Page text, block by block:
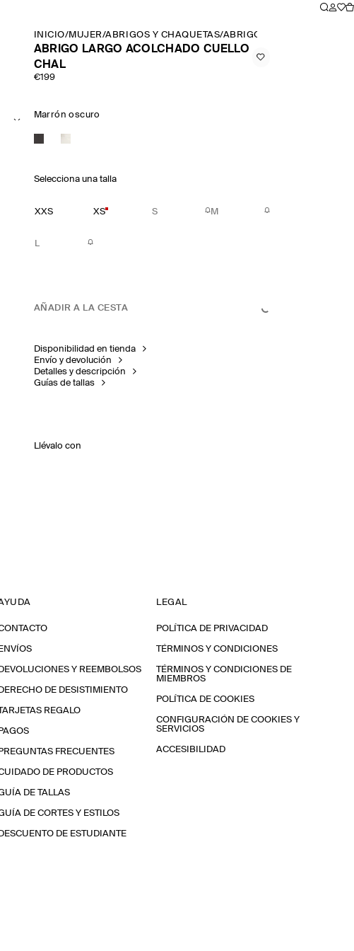
INICIO/MUJER/ABRIGOS Y CHAQUETAS/ABRIGO LARGO
ABRIGO LARGO ACOLCHADO CUELLO
CHAL
€199
Marrón oscuro
Selecciona una talla
XXS XS S M
L
AÑADIR A LA CESTA
Disponibilidad en tienda
Envío y devolución
Detalles y descripción
Guías de tallas
Llévalo con
ENVÍOS
DEVOLUCIONES Y REEMBOLSOS
DERECHO DE DESISTIMIENTO
REGALO
PAGOS
PREGUNTAS FRECUENTES
DE PRODUCTOS
DE TALLAS
DE CORTES Y ESTILOS
DESCUENTO DE ESTUDIANTE
LEGAL
POLÍTICA DE PRIVACIDAD
TÉRMINOS Y CONDICIONES
TÉRMINOS Y CONDICIONES DE
MIEMBROS
POLÍTICA DE COOKIES
CONFIGURACIÓN DE COOKIES Y
SERVICIOS
ACCESIBILIDAD